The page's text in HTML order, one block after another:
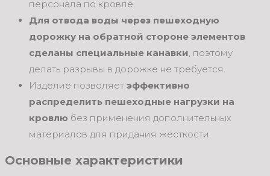
персонала по кровле.
Для отвода воды через пешеходную
дорожку на обратной стороне элементов
сделаны специальные канавки, поэтому
делать разрывы в дорожке не требуется.
Изделие позволяет эффективно
распределить пешеходные нагрузки на
кровлю без применения дополнительных
материалов для придания жесткости.
Основные характеристики